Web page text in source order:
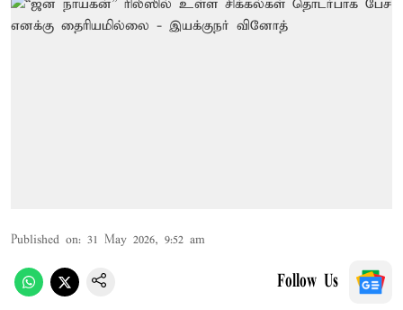
Published on: 31 May 2026, 9:52 am
Follow Us